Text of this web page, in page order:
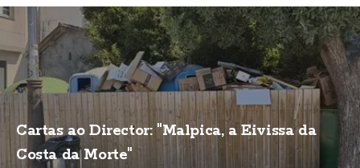
Cartas ao Director: "Malpica, a Eivissa da
Costa da Morte"